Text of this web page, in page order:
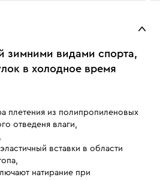
зимними видами спорта,
в холодное время
плетения из полипропиленовых
отведеня влаги,
вставки в области
натирание при